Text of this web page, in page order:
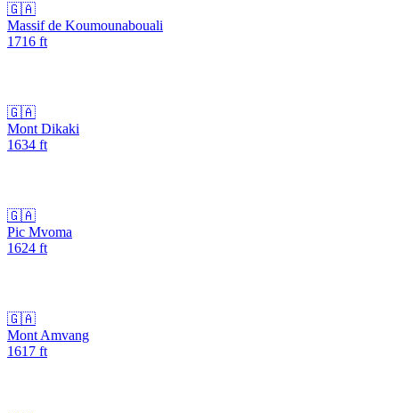
🇬🇦
Massif de Koumounabouali
1716 ft
🇬🇦
Mont Dikaki
1634 ft
🇬🇦
Pic Mvoma
1624 ft
🇬🇦
Mont Amvang
1617 ft